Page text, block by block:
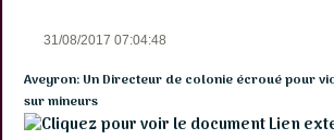
31/08/2017 07:04:48
Aveyron: Un Directeur de colonie écroué pour
sur mineurs
Lien